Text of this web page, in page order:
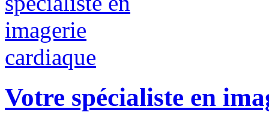
Votre spécialiste en